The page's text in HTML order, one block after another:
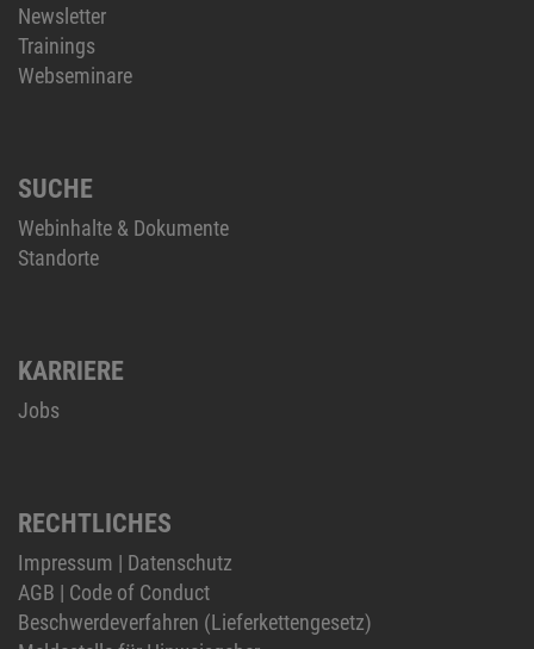
Newsletter
Trainings
Webseminare
SUCHE
Webinhalte & Dokumente
Standorte
KARRIERE
Jobs
RECHTLICHES
Impressum | Datenschutz
AGB | Code of Conduct
Beschwerdeverfahren (Lieferkettengesetz)